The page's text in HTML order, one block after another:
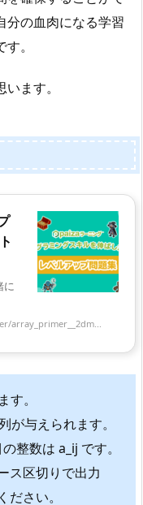
分の血肉になる学習
。
ます。
に
array_primer__2dm...
。
が与えられます。
整数は a_ij です。
ス区切りで出力
さい。